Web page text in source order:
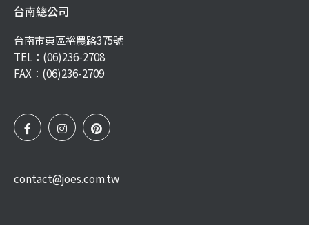
台南總公司
台南市東區裕農路375號
TEL： (06)236-2708
FAX：(06)236-2709
contact@joes.com.tw